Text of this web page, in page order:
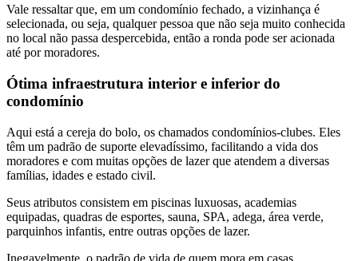
Vale ressaltar que, em um condomínio fechado, a vizinhança é
selecionada, ou seja, qualquer pessoa que não seja muito conhecida
no local não passa despercebida, então a ronda pode ser acionada
até por moradores.
Ótima infraestrutura interior e inferior do
condomínio
Aqui está a cereja do bolo, os chamados condomínios-clubes. Eles
têm um padrão de suporte elevadíssimo, facilitando a vida dos
moradores e com muitas opções de lazer que atendem a diversas
famílias, idades e estado civil.
Seus atributos consistem em piscinas luxuosas, academias
equipadas, quadras de esportes, sauna, SPA, adega, área verde,
parquinhos infantis, entre outras opções de lazer.
Inegavelmente, o padrão de vida de quem mora em casas